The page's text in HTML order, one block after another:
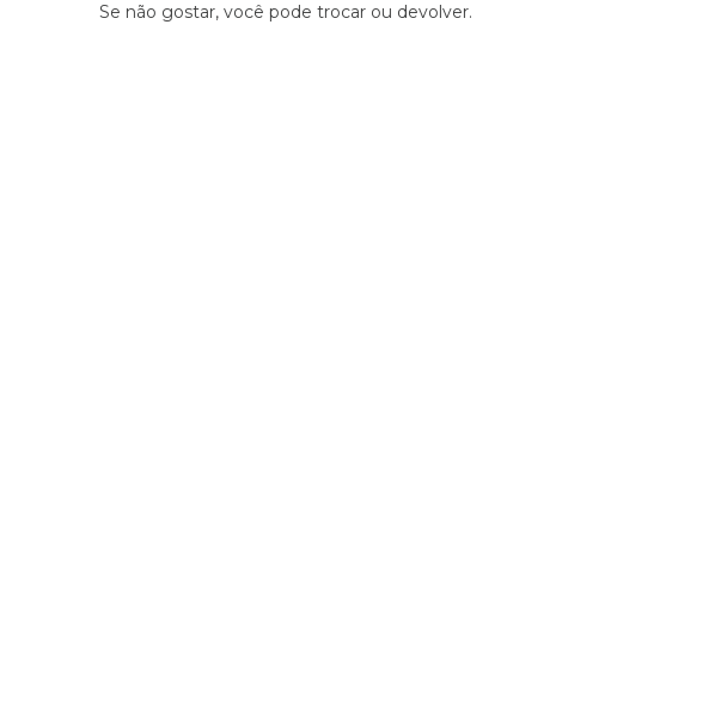
Se não gostar, você pode trocar ou devolver.